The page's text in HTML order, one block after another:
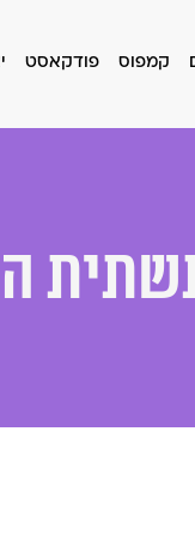
קמפוס פודקאסט